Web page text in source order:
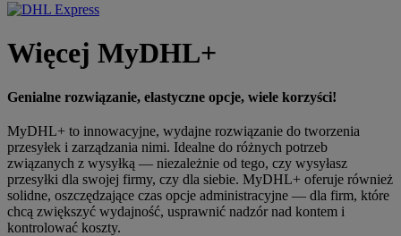
Więcej MyDHL+
Genialne rozwiązanie, elastyczne opcje, wiele korzyści!
MyDHL+ to innowacyjne, wydajne rozwiązanie do tworzenia
przesyłek i zarządzania nimi. Idealne do różnych potrzeb
związanych z wysyłką — niezależnie od tego, czy wysyłasz
przesyłki dla swojej firmy, czy dla siebie. MyDHL+ oferuje również
solidne, oszczędzające czas opcje administracyjne — dla firm, które
chcą zwiększyć wydajność, usprawnić nadzór nad kontem i
kontrolować koszty.